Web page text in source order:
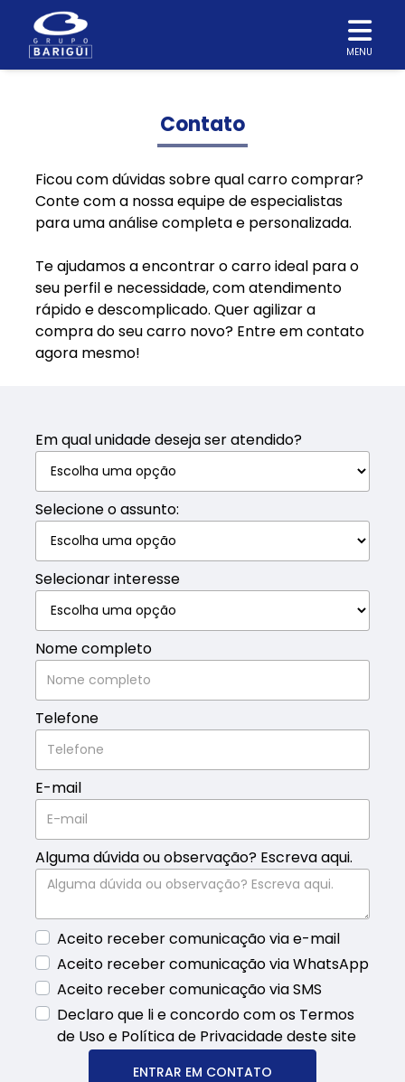
MENU
Contato
Ficou com dúvidas sobre qual carro comprar?
Conte com a nossa equipe de especialistas
para uma análise completa e personalizada.
Te ajudamos a encontrar o carro ideal para o
seu perfil e necessidade, com atendimento
rápido e descomplicado. Quer agilizar a
compra do seu carro novo? Entre em contato
agora mesmo!
Em qual unidade deseja ser atendido?
Selecione o assunto:
Selecionar interesse
Nome completo
Telefone
E-mail
Alguma dúvida ou observação? Escreva aqui.
Aceito receber comunicação via e-mail
Aceito receber comunicação via WhatsApp
Aceito receber comunicação via SMS
Declaro que li e concordo com os Termos
de Uso e Política de Privacidade deste site
ENTRAR EM CONTATO